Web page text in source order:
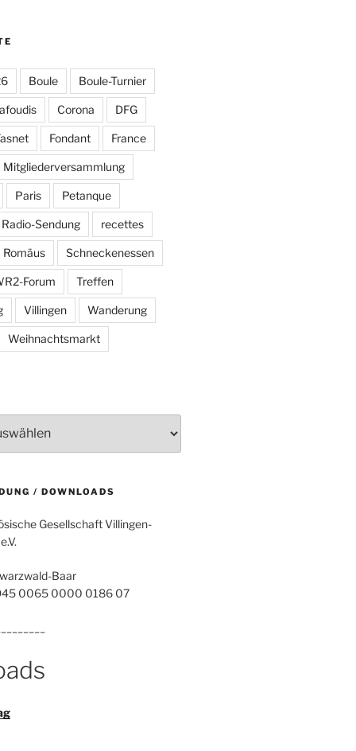
Boule Boule-Turnier
Corona DFG
Fondant France
Mitgliederversammlung
Paris Petanque
Radio-Sendung recettes
Romäus Schneckenessen
Forum Treffen
Villingen Wanderung
Weihnachtsmarkt
/ DOWNLOADS
Gesellschaft Villingen-
Baar
0065 0000 0186 07